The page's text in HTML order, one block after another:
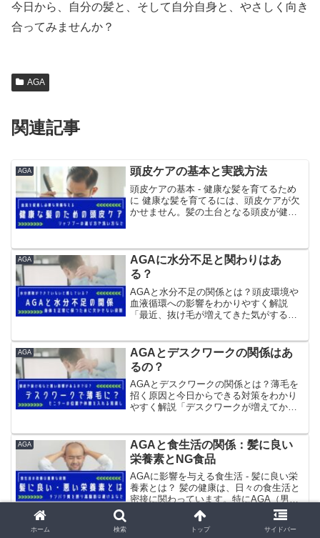
今日から、自分の髪と、そして自分自身と、やさしく向き
合ってみませんか？
AGA
関連記事
AGA 頭皮ケアの基本と実践方法
頭皮ケアの基本 - 健康な髪を育てるため
に 健康な髪を育てるには、頭皮ケアが欠
かせません。髪の土台となる頭皮が健康
立つ基本的なアプ...
AGA
AGAに水分不足と関わりはあ
る？
AGAと水分不足の関係とは？頭皮環境や
血液循環への影響をわかりやすく解説
「最近、抜け毛が増えてきた気がする」
は少なくありません。AGAは男性型脱毛
症とも呼ばれ、主に男...
AGA
AGAとデスクワークの関係はあ
るの？
AGAとデスクワークの関係とは？薄毛を
招く原因と今日からできる対策をわかり
やすく解説「デスクワークが増えてから
では？」と感じている方は少なくありま
せん。現代では、仕事...
AGA
AGAと食生活の関係：髪に良い
栄養素とNG食品
AGAに影響を与える食生活 - 髪に良い栄
養素とは？ 髪の健康は、日々の食生活と
密接に関わっています。特にAGA（男性
型脱毛症）の予防や進行抑制を目指す場
合、栄養バランスの取れた食事が欠かせ
ません。本記事では、髪に良い栄養素を
ホーム 検索 トップ サイドバー